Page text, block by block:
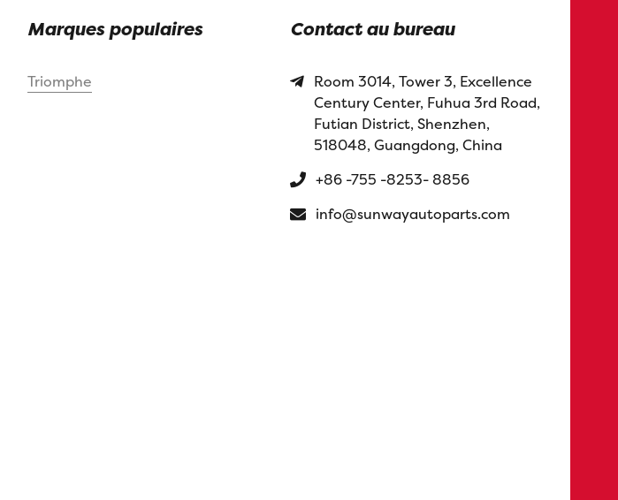
Marques populaires
Triomphe
Contact au bureau
Room 3014, Tower 3, Excellence
Century Center, Fuhua 3rd Road,
Futian District, Shenzhen,
518048, Guangdong, China
+86 -755 -8253- 8856
info@sunwayautoparts.com